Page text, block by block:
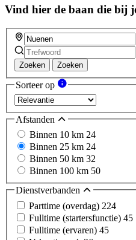
Vind hier de baan die bij
Zoeken Zoeken
Sorteer op
Afstanden
Binnen 10 km 24
Binnen 25 km 24
Binnen 50 km 32
Binnen 100 km 50
Dienstverbanden
Parttime (overdag) 224
Fulltime (startersfunctie) 45
Fulltime (ervaren) 45